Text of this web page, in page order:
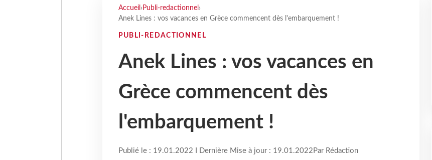
Accueil › Publi-redactionnel ›
Anek Lines : vos vacances en Grèce commencent dès l'embarquement !
PUBLI-REDACTIONNEL
Anek Lines : vos vacances en
Grèce commencent dès
l'embarquement !
Publié le : 19.01.2022 I Dernière Mise à jour : 19.01.2022 Par Rédaction